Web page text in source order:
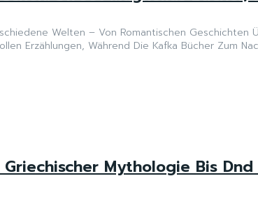
Welten – Von Romantischen
Erzählungen, Während Die Kafka Bücher Zum
Mythologie Bis